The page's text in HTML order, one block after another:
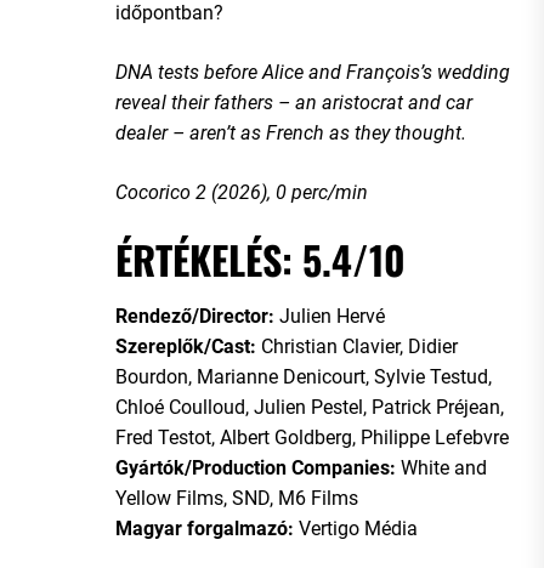
időpontban?
DNA tests before Alice and François’s wedding
reveal their fathers – an aristocrat and car
dealer – aren’t as French as they thought.
Cocorico 2 (2026), 0 perc/min
ÉRTÉKELÉS: 5.4/10
Rendező/Director: Julien Hervé
Szereplők/Cast: Christian Clavier, Didier
Bourdon, Marianne Denicourt, Sylvie Testud,
Chloé Coulloud, Julien Pestel, Patrick Préjean,
Fred Testot, Albert Goldberg, Philippe Lefebvre
Gyártók/Production Companies: White and
Yellow Films, SND, M6 Films
Magyar forgalmazó: Vertigo Média